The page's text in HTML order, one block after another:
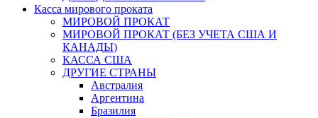
Касса мирового проката
МИРОВОЙ ПРОКАТ
МИРОВОЙ ПРОКАТ (БЕЗ УЧЕТА США И
КАНАДЫ)
КАССА США
ДРУГИЕ СТРАНЫ
Австралия
Аргентина
Бразилия